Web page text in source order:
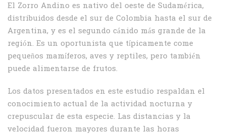
El Zorro Andino es nativo del oeste de Sudamérica,
distribuidos desde el sur de Colombia hasta el sur de
Argentina, y es el segundo cánido más grande de la
región. Es un oportunista que típicamente come
pequeños mamíferos, aves y reptiles, pero también
puede alimentarse de frutos.
Los datos presentados en este estudio respaldan el
conocimiento actual de la actividad nocturna y
crepuscular de esta especie. Las distancias y la
velocidad fueron mayores durante las horas